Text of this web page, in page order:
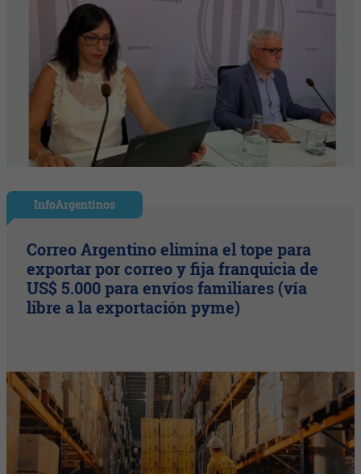
InfoArgentinos
Correo Argentino elimina el tope para
exportar por correo y fija franquicia de
US$ 5.000 para envíos familiares (vía
libre a la exportación pyme)